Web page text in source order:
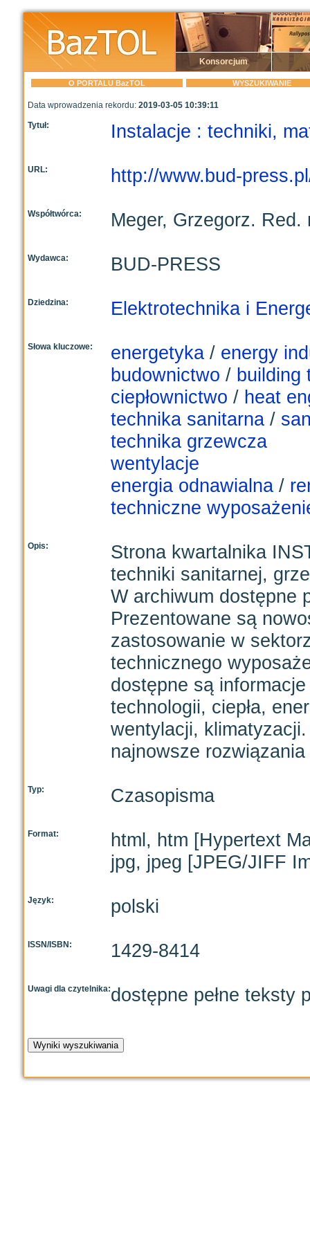
Konsorcjum
O PORTALU BazTOL WYSZUKIWANIE
Data wprowadzenia rekordu: 2019-03-05 10:39:11
Tytuł: Instalacje : techniki,
URL: http://www.bud-
Współtwórca: Meger, Grzegorz. Red.
Wydawca: BUD-PRESS
Dziedzina: Elektrotechnika i
Słowa kluczowe: energetyka/ energy
budownictwo / building
ciepłownictwo / heat
technika sanitarna/
technika grzewcza
wentylacje
energia odnawialna/
techniczne
Opis:
Strona kwartalnika
techniki sanitarnej,
W archiwum dostępne
Prezentowane są
zastosowanie w
technicznego
dostępne są
technologii, ciepła,
wentylacji,
najnowsze
Typ: Czasopisma
Format:
html, htm [Hypertext
jpg, jpeg [JPEG/JIFF
Język: polski
ISSN/ISBN: 1429-8414
Uwagi dla czytelnika:dostępne pełne teksty